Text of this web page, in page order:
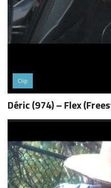
Clip
Déric (974) – Flex